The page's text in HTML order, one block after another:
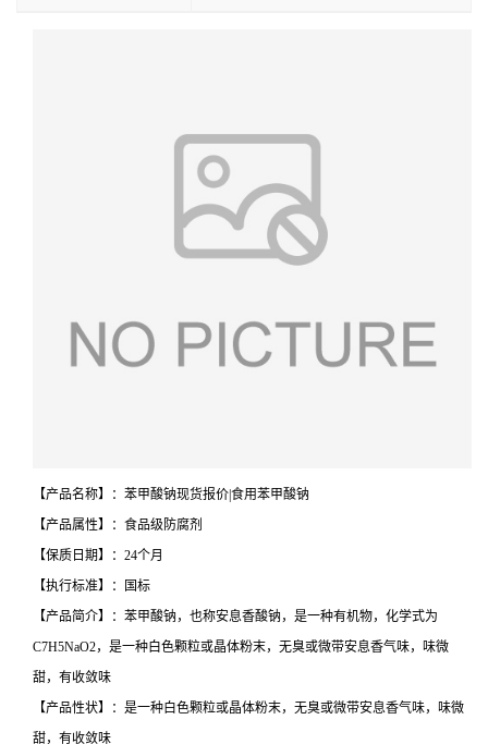
【产品名称】：苯甲酸钠现货报价|食用苯甲酸钠
【产品属性】：食品级防腐剂
【保质日期】：24个月
【执行标准】：国标
【产品简介】：苯甲酸钠，也称安息香酸钠，是一种有机物，化学式为
C7H5NaO2，是一种白色颗粒或晶体粉末，无臭或微带安息香气味，味微
甜，有收敛味
【产品性状】：是一种白色颗粒或晶体粉末，无臭或微带安息香气味，味微
甜，有收敛味